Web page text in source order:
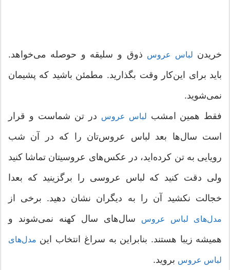
خریدن لباس عروس ذوق و سلیقه و حوصله می‌خواهد.
باید برای این‌کار وقت بگذارید. مطمئن باشید که پشیمان
نمی‌شوید.
فقط همین امشب لباس عروس در تن شماست و قرار
است سال‌ها بعد لباس عروس‌تان را که در آن شب
رویایی به تن کرده‌اید، در عکس‌های عروسیتان تماشا ‌کنید
ولی دقت کنید که لباس عروسی را برگزینید که بعدا
خجالت نکشید آن ‌را به دیگران نشان دهید. برخی از
مدل‌های لباس عروس
سال‌های سال کهنه نمی‌شوند و
همیشه زیبا هستند. بنابراین به سراغ انتخاب این مدل‌های
لباس عروس بروید.